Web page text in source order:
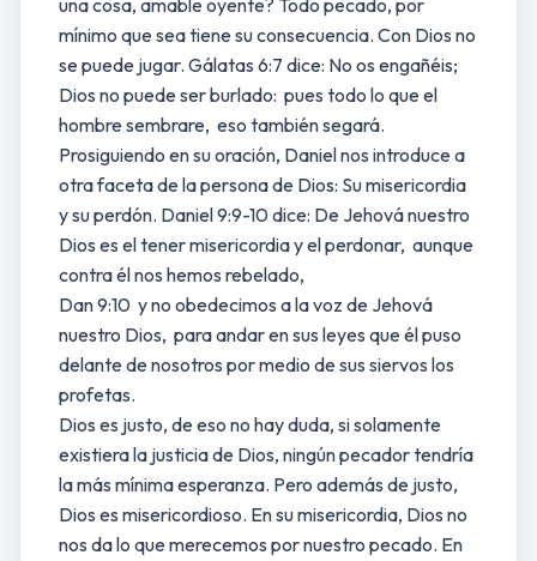
una cosa, amable oyente? Todo pecado, por
mínimo que sea tiene su consecuencia. Con Dios no
se puede jugar. Gálatas 6:7 dice: No os engañéis;
Dios no puede ser burlado: pues todo lo que el
hombre sembrare, eso también segará.
Prosiguiendo en su oración, Daniel nos introduce a
otra faceta de la persona de Dios: Su misericordia
y su perdón. Daniel 9:9-10 dice: De Jehová nuestro
Dios es el tener misericordia y el perdonar, aunque
contra él nos hemos rebelado,
Dan 9:10 y no obedecimos a la voz de Jehová
nuestro Dios, para andar en sus leyes que él puso
delante de nosotros por medio de sus siervos los
profetas.
Dios es justo, de eso no hay duda, si solamente
existiera la justicia de Dios, ningún pecador tendría
la más mínima esperanza. Pero además de justo,
Dios es misericordioso. En su misericordia, Dios no
nos da lo que merecemos por nuestro pecado. En